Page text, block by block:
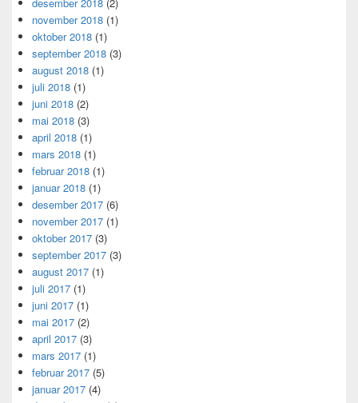
desember 2018 (2)
november 2018 (1)
oktober 2018 (1)
september 2018 (3)
august 2018 (1)
juli 2018 (1)
juni 2018 (2)
mai 2018 (3)
april 2018 (1)
mars 2018 (1)
februar 2018 (1)
januar 2018 (1)
desember 2017 (6)
november 2017 (1)
oktober 2017 (3)
september 2017 (3)
august 2017 (1)
juli 2017 (1)
juni 2017 (1)
mai 2017 (2)
april 2017 (3)
mars 2017 (1)
februar 2017 (5)
januar 2017 (4)